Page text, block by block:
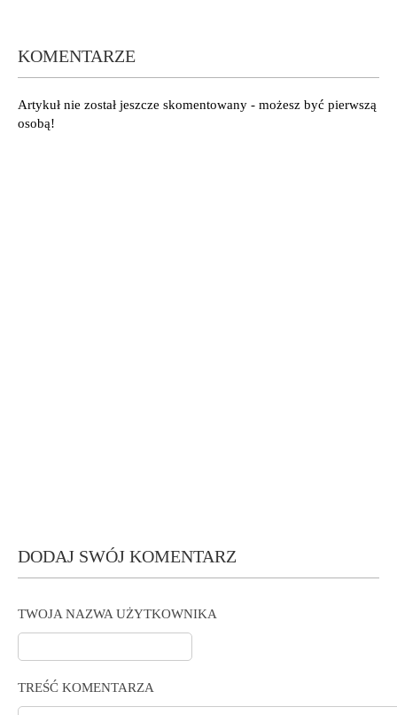
KOMENTARZE
Artykuł nie został jeszcze skomentowany - możesz być pierwszą
osobą!
DODAJ SWÓJ KOMENTARZ
TWOJA NAZWA UŻYTKOWNIKA
TREŚĆ KOMENTARZA